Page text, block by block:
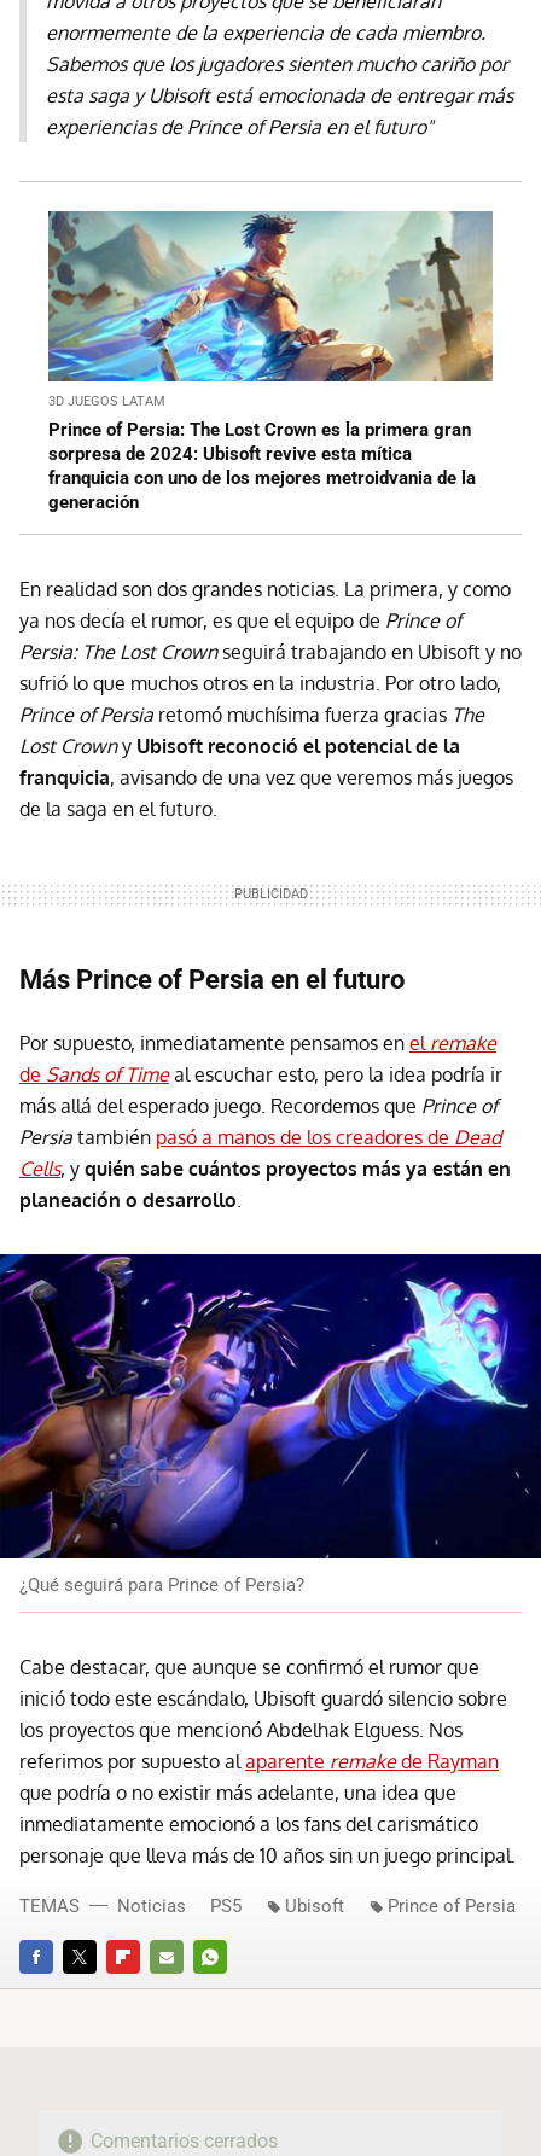
enormemente de la experiencia de cada miembro.
Sabemos que los jugadores sienten mucho cariño por
esta saga y Ubisoft está emocionada de entregar más
experiencias de Prince of Persia en el futuro"
3D JUEGOS LATAM
Prince of Persia: The Lost Crown es la primera gran
sorpresa de 2024: Ubisoft revive esta mítica
franquicia con uno de los mejores metroidvania de la
generación
En realidad son dos grandes noticias. La primera, y como
ya nos decía el rumor, es que el equipo de Prince of
Persia: The Lost Crownseguirá trabajando en Ubisoft y no
sufrió lo que muchos otros en la industria. Por otro lado,
Prince of Persia retomó muchísima fuerza gracias The
Lost Crowny Ubisoft reconoció el potencial de la
franquicia, avisando de una vez que veremos más juegos
de la saga en el futuro.
Más Prince of Persia en el futuro
Por supuesto, inmediatamente pensamos en el remake
de Sands of Timeal escuchar esto, pero la idea podría ir
más allá del esperado juego. Recordemos que Prince of
Persia también pasó a manos de los creadores de Dead
Cells, y quién sabe cuántos proyectos más ya están en
planeación o desarrollo.
¿Qué seguirá para Prince of Persia?
Cabe destacar, que aunque se confirmó el rumor que
inició todo este escándalo, Ubisoft guardó silencio sobre
los proyectos que mencionó Abdelhak Elguess. Nos
referimos por supuesto alaparente remakede Rayman
que podría o no existir más adelante, una idea que
inmediatamente emocionó a los fans del carismático
personaje que lleva más de 10 años sin un juego principal.
FACEBOOKTWITTERFLIPBOARD
E-
WHATSAPP
TEMAS Noticias PS5 Ubisoft Prince of Persia
Comentarios cerrados